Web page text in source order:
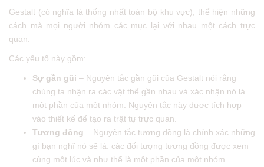
Gestalt (có nghĩa là thống nhất toàn bộ khu vực), thể hiện những
cách mà mọi người nhóm các mục lại với nhau một cách trực
quan.
Các yếu tố này gồm:
Sự gần gũi – Nguyên tắc gần gũi của Gestalt nói rằng
chúng ta nhận ra các vật thể gần nhau và xác nhận nó là
một phần của một nhóm. Nguyên tắc này được tích hợp
vào thiết kế để tạo ra trật tự trực quan.
Tương đồng – Nguyên tắc tương đồng là chính xác những
gì bạn nghĩ nó sẽ là: các đối tượng tương đồng được xem
cùng một lúc và như thể là một phần của một nhóm.